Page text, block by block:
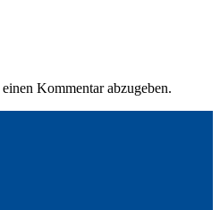
Kommentar abzugeben.